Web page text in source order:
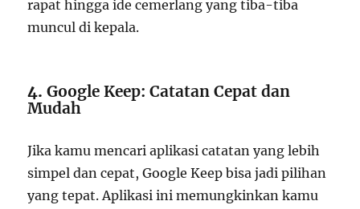
rapat hingga ide cemerlang yang tiba-tiba
muncul di kepala.
4.Google Keep: Catatan Cepat dan
Mudah
Jika kamu mencari aplikasi catatan yang lebih
simpel dan cepat, Google Keep bisa jadi pilihan
yang tepat. Aplikasi ini memungkinkan kamu